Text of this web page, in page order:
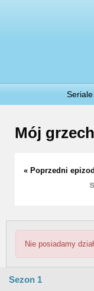
Mój grzech
« Poprzedni epizod
Nie posiadamy
Sezon 1